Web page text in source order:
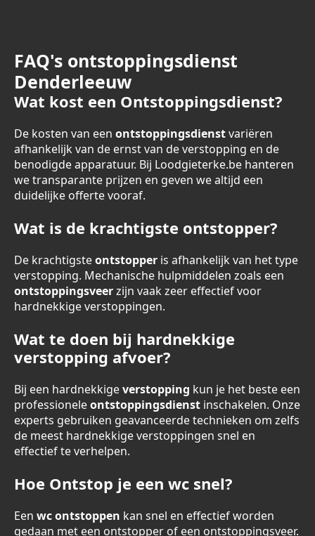
FAQ's ontstoppingsdienst
Denderleeuw
Wat kost een Ontstoppingsdienst?
De kosten van een ontstoppingsdienstvariëren
afhankelijk van de ernst van de verstopping en de
benodigde apparatuur. Bij Loodgieterke.be hanteren
we transparante prijzen en geven we altijd een
duidelijke offerte vooraf.
Wat is de krachtigste ontstopper?
De krachtigsteontstopper is afhankelijk van het type
verstopping. Mechanische hulpmiddelen zoals een
ontstoppingsveerzijn vaak zeer effectief voor
hardnekkige verstoppingen.
Wat te doen bij hardnekkige
verstopping afvoer?
Bij een hardnekkigeverstopping kun je het beste een
professioneleontstoppingsdienst inschakelen. Onze
experts gebruiken geavanceerde technieken om zelfs
de meest hardnekkige verstoppingen snel en
effectief te verhelpen.
Hoe Ontstop je een wc snel?
Een wc ontstoppen kan snel en effectief worden
gedaan met een ontstopper of een ontstoppingsveer.